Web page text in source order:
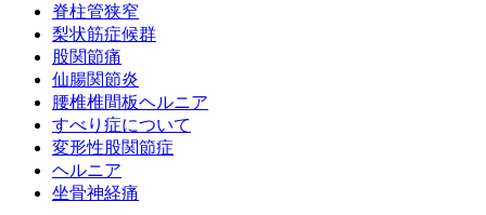
脊柱管狭窄
梨状筋症候群
股関節痛
仙腸関節炎
腰椎椎間板ヘルニア
すべり症について
変形性股関節症
ヘルニア
坐骨神経痛